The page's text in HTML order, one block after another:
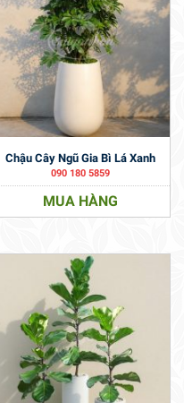
Chậu Cây Ngũ Gia Bì Lá Xanh
090 180 5859
MUA HÀNG